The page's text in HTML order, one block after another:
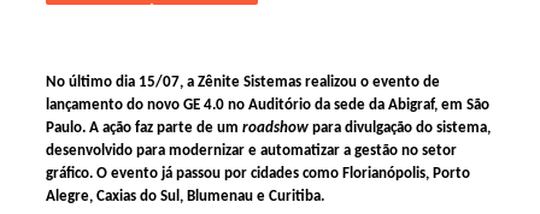
No último dia 15/07, a Zênite Sistemas realizou o evento de
lançamento do novo GE 4.0 no Auditório da sede da Abigraf, em São
Paulo. A ação faz parte de umroadshow para divulgação do sistema,
desenvolvido para modernizar e automatizar a gestão no setor
gráfico. O evento já passou por cidades como Florianópolis, Porto
Alegre, Caxias do Sul, Blumenau e Curitiba.